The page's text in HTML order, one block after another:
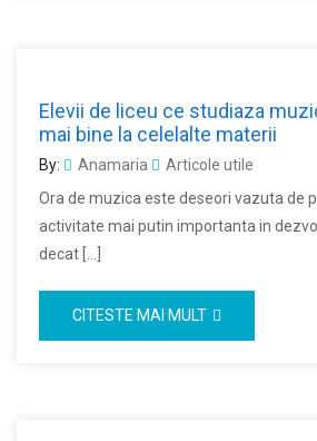
Elevii de liceu ce studiaza
mai bine la celelalte materii
By: Anamaria
Articole utile
Ora de muzica este deseori vazuta de
activitate mai putin importanta in
decat […]
CITESTE MAI MULT